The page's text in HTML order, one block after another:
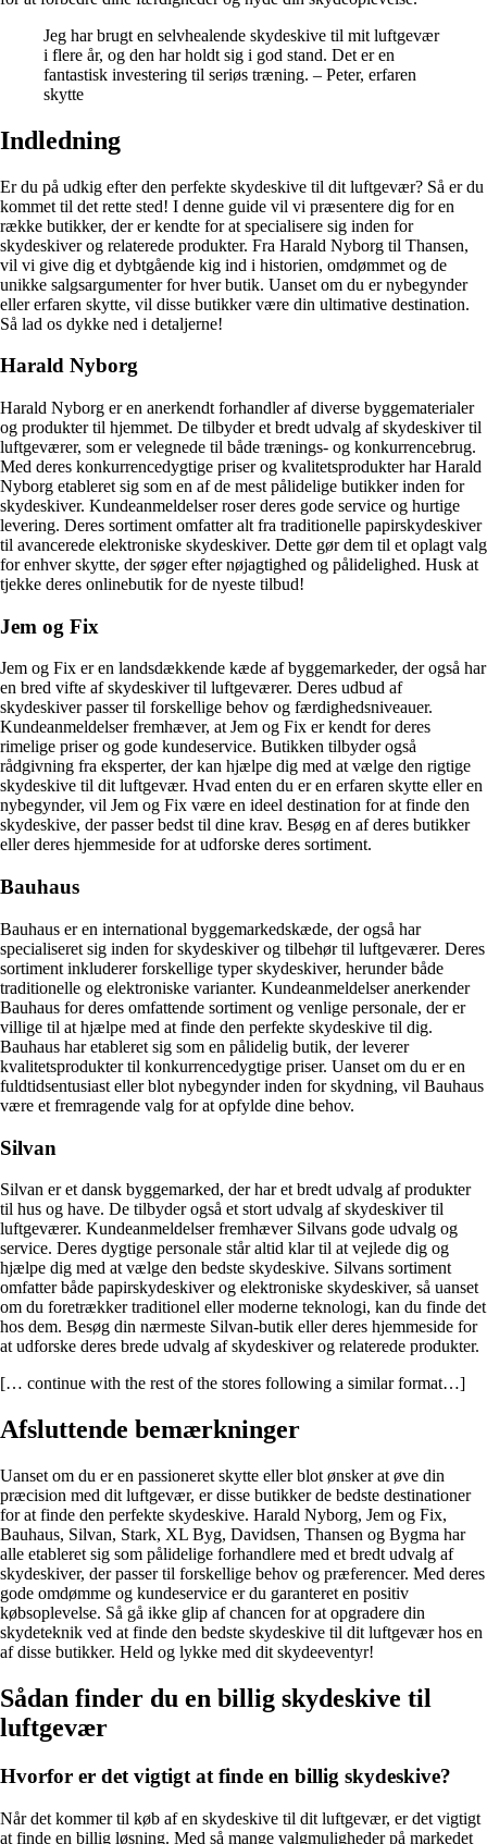
Jeg har brugt en selvhealende skydeskive til mit luftgevær
i flere år, og den har holdt sig i god stand. Det er en
fantastisk investering til seriøs træning. – Peter, erfaren
skytte
Indledning
Er du på udkig efter den perfekte skydeskive til dit luftgevær? Så er du
kommet til det rette sted! I denne guide vil vi præsentere dig for en
række butikker, der er kendte for at specialisere sig inden for
skydeskiver og relaterede produkter. Fra Harald Nyborg til Thansen,
vil vi give dig et dybtgående kig ind i historien, omdømmet og de
unikke salgsargumenter for hver butik. Uanset om du er nybegynder
eller erfaren skytte, vil disse butikker være din ultimative destination.
Så lad os dykke ned i detaljerne!
Harald Nyborg
Harald Nyborg er en anerkendt forhandler af diverse byggematerialer
og produkter til hjemmet. De tilbyder et bredt udvalg af skydeskiver til
luftgeværer, som er velegnede til både trænings- og konkurrencebrug.
Med deres konkurrencedygtige priser og kvalitetsprodukter har Harald
Nyborg etableret sig som en af de mest pålidelige butikker inden for
skydeskiver. Kundeanmeldelser roser deres gode service og hurtige
levering. Deres sortiment omfatter alt fra traditionelle papirskydeskiver
til avancerede elektroniske skydeskiver. Dette gør dem til et oplagt valg
for enhver skytte, der søger efter nøjagtighed og pålidelighed. Husk at
tjekke deres onlinebutik for de nyeste tilbud!
Jem og Fix
Jem og Fix er en landsdækkende kæde af byggemarkeder, der også har
en bred vifte af skydeskiver til luftgeværer. Deres udbud af
skydeskiver passer til forskellige behov og færdighedsniveauer.
Kundeanmeldelser fremhæver, at Jem og Fix er kendt for deres
rimelige priser og gode kundeservice. Butikken tilbyder også
rådgivning fra eksperter, der kan hjælpe dig med at vælge den rigtige
skydeskive til dit luftgevær. Hvad enten du er en erfaren skytte eller en
nybegynder, vil Jem og Fix være en ideel destination for at finde den
skydeskive, der passer bedst til dine krav. Besøg en af deres butikker
eller deres hjemmeside for at udforske deres sortiment.
Bauhaus
Bauhaus er en international byggemarkedskæde, der også har
specialiseret sig inden for skydeskiver og tilbehør til luftgeværer. Deres
sortiment inkluderer forskellige typer skydeskiver, herunder både
traditionelle og elektroniske varianter. Kundeanmeldelser anerkender
Bauhaus for deres omfattende sortiment og venlige personale, der er
villige til at hjælpe med at finde den perfekte skydeskive til dig.
Bauhaus har etableret sig som en pålidelig butik, der leverer
kvalitetsprodukter til konkurrencedygtige priser. Uanset om du er en
fuldtidsentusiast eller blot nybegynder inden for skydning, vil Bauhaus
være et fremragende valg for at opfylde dine behov.
Silvan
Silvan er et dansk byggemarked, der har et bredt udvalg af produkter
til hus og have. De tilbyder også et stort udvalg af skydeskiver til
luftgeværer. Kundeanmeldelser fremhæver Silvans gode udvalg og
service. Deres dygtige personale står altid klar til at vejlede dig og
hjælpe dig med at vælge den bedste skydeskive. Silvans sortiment
omfatter både papirskydeskiver og elektroniske skydeskiver, så uanset
om du foretrækker traditionel eller moderne teknologi, kan du finde det
hos dem. Besøg din nærmeste Silvan-butik eller deres hjemmeside for
at udforske deres brede udvalg af skydeskiver og relaterede produkter.
[… continue with the rest of the stores following a similar format…]
Afsluttende bemærkninger
Uanset om du er en passioneret skytte eller blot ønsker at øve din
præcision med dit luftgevær, er disse butikker de bedste destinationer
for at finde den perfekte skydeskive. Harald Nyborg, Jem og Fix,
Bauhaus, Silvan, Stark, XL Byg, Davidsen, Thansen og Bygma har
alle etableret sig som pålidelige forhandlere med et bredt udvalg af
skydeskiver, der passer til forskellige behov og præferencer. Med deres
gode omdømme og kundeservice er du garanteret en positiv
købsoplevelse. Så gå ikke glip af chancen for at opgradere din
skydeteknik ved at finde den bedste skydeskive til dit luftgevær hos en
af disse butikker. Held og lykke med dit skydeeventyr!
Sådan finder du en billig skydeskive til
luftgevær
Hvorfor er det vigtigt at finde en billig skydeskive?
Når det kommer til køb af en skydeskive til dit luftgevær, er det vigtigt
at finde en billig løsning. Med så mange valgmuligheder på markedet